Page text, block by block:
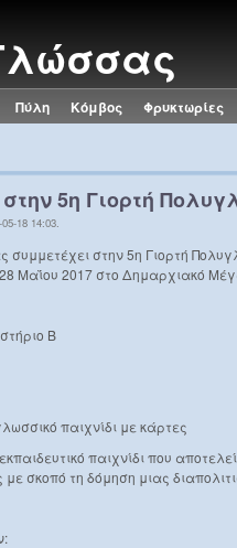
Πύλη Κόμβος Φρυκτωρίες
5η Γιορτή
18 14:03.
συμμετέχει στην 5η Γιορτή
Μαΐου 2017 στο Δημαρχιακό
Β
παιχνίδι με κάρτες
παιχνίδι που
με σκοπό τη δόμηση μιας